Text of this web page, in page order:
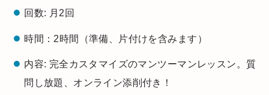
回数: 月2回
時間：2時間（準備、片付けを含みます）
内容: 完全カスタマイズのマンツーマンレッスン。質
問し放題、オンライン添削付き！